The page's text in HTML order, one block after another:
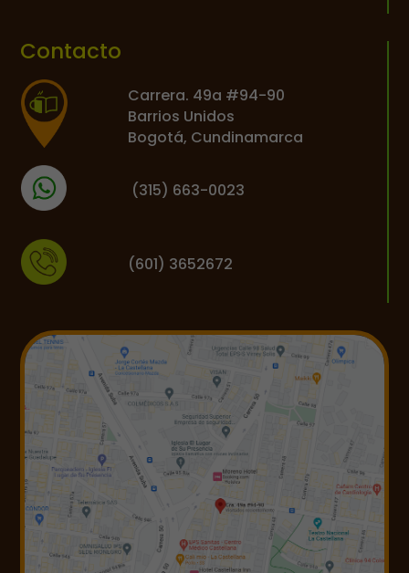
Contacto
Carrera. 49a #94-90
Barrios Unidos
Bogotá, Cundinamarca
(315) 663-0023
(601) 3652672